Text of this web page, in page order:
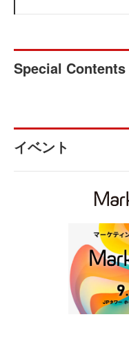
Special Contents
イベント